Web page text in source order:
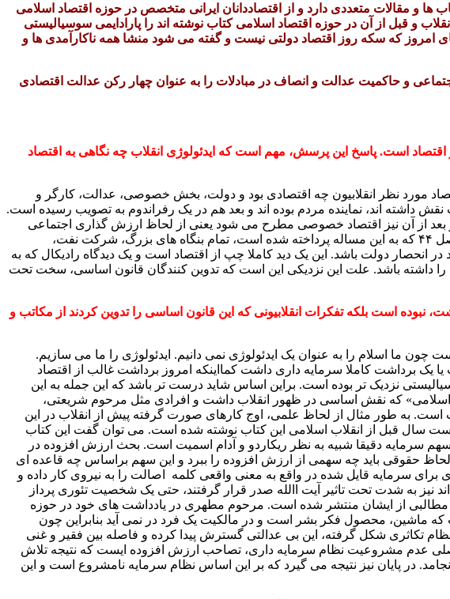
ها و مقالات متعددی دارد و از اقتصاددانان ایرانی متخصص در حوزه اقتصاد اسلامی
و قبل از آن در حوزه اقتصاد اسلامی کتاب نوشته اند را پارادایمی سوسیالیستی
امروز که سکه روز اقتصاد دولتی نیست و گفته می شود منشا همه ناکارآمدی ها و
و حاکمیت عدالت و انصاف در مبادلات را به عنوان چهار رکن عدالت اقتصادی
اقتصاد است. پاسخ این پرسش، مهم است که ایدئولوژی انقلاب چه نگاهی به اقتصاد
مورد نظر انقلابیون چه اقتصادی بود و دولت، بخش خصوصی، عدالت، کارگر و
داشته اند، نماینده مردم بوده اند و بعد هم در یک رفراندوم به تصویب رسیده است.
بعد از آن نیز اقتصاد خصوصی مطرح می شود یعنی از لحاظ ارزش گذاری اجتماعی
استنباط می شود که قانونگذار نقش خاصی برای اقتصاد تعاونی قایل بوده است. در یکی دو اصل در قانون اساسی مثل اصل ۴۴ که به این مساله پرداخته شده است، تمام بنگاه های بزرگ، شرکت نفت،
انحصار دولت باشد. این یک دید کاملا چپ از اقتصاد است و یک دیدگاه رادیکال که به
داشته باشد. علت این نزدیکی این است که تدوین کنندگان قانون اساسی، سخت تحت
نبوده است بلکه تفکرات انقلابیونی که این قانون اساسی را تدوین کردند از مکاتب و
ما اسلام را به عنوان یک ایدئولوژی نمی دانیم. ایدئولوژی را ما می سازیم.
برداشت کاملا سرمایه داری داشت کمااینکه امروز برداشت غالب از اقتصاد
نزدیک تر بوده است. براین اساس شاید درست تر باشد که این جمله به این
اسلامی» که نقش اساسی در ظهور انقلاب داشت و افرادی مثل مرحوم شریعتی،
به طور مثال از لحاظ علمی، اوج کارهای صورت گرفته پیش از انقلاب در این
سال قبل از انقلاب اسلامی این کتاب نوشته شده است. می توان گفت این کتاب
سرمایه دقیقا شبیه به نظر ریکاردو و آدام اسمیت است. بحث ارزش افزوده در
حقوقی باید چه سهمی از ارزش افزوده را ببرد و این سهم براساس چه قاعده ای
سرمایه قایل شده در واقع به معنی واقعی کلمه اصالت را به نیروی کار داده و
به شدت تحت تاثیر آیت االله صدر قرار گرفتند، حتی یک شخصیت تئوری پرداز
مطالبی از ایشان منتشر شده است. مرحوم مطهری در یادداشت های خود در حوزه
که ماشین، محصول فکر بشر است و در مالکیت یک فرد در نمی آید بنابراین چون
تکاثری شکل گرفته، این بی عدالتی گسترش پیدا کرده و فاصله بین فقیر و غنی
عدم مشروعیت نظام سرمایه داری، تصاحب ارزش افزوده ایست که نتیجه تلاش
در پایان نیز نتیجه می گیرد که بر این اساس نظام سرمایه نامشروع است و این